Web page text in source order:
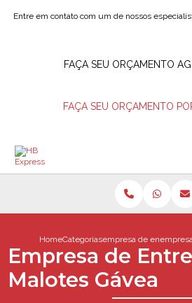
Entre em contato com um de nossos
FAÇA SEU ORÇAMENTO
FAÇA SEU ORÇAMENTO
HomeCategoriasempresa de entregas
Empresa de
Malotes Gávea